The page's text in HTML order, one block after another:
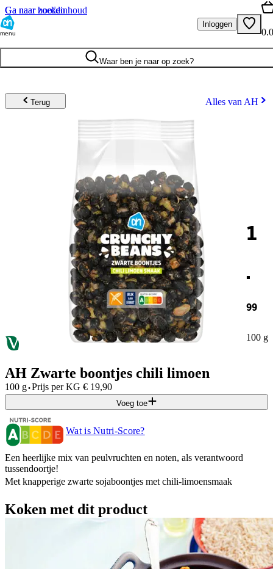
Ga naar hoofdinhoud
Ga naar zoeken
menu
Inloggen
Waar ben je naar op zoek?
Terug Alles van AH
1
.
99
100 g
AH Zwarte boontjes chili limoen
100 g·Prijs per KG € 19,90
Voeg toe
Wat is Nutri-Score?
Een heerlijke mix van peulvruchten en noten, als verantwoord
tussendoortje!
Met knapperige zwarte sojaboontjes met chili-limoensmaak
Koken met dit product